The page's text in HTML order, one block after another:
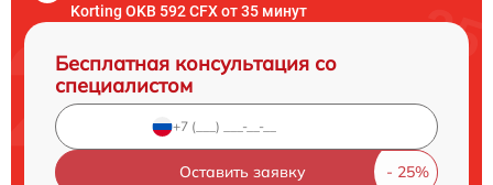
Korting OKB 592 CFX от 35 минут
Бесплатная консультация со
специалистом
Оставить заявку